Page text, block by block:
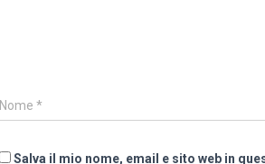
Nome *
Salva il mio nome, email e sito web in